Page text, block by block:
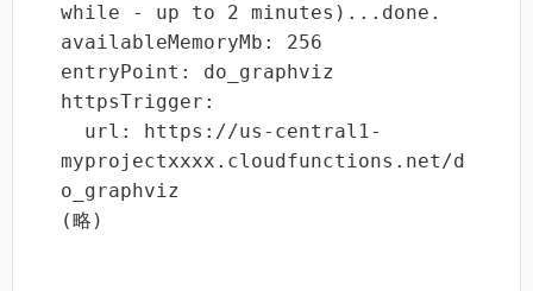
while - up to 2 minutes)...done.
availableMemoryMb: 256
entryPoint: do_graphviz
httpsTrigger:
myprojectxxxx.cloudfunctions.net/d
o_graphviz
(略)